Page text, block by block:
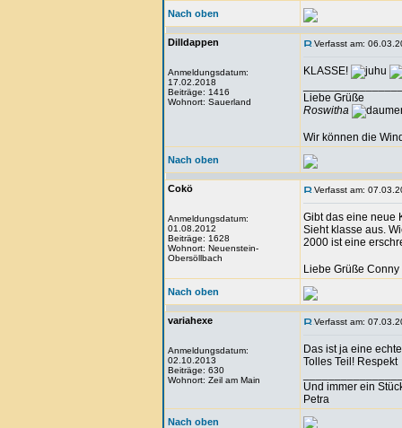
Nach oben
Dilldappen
Anmeldungsdatum:
17.02.2018
Beiträge: 1416
Wohnort: Sauerland
Verfasst am:
KLASSE!
Liebe Grüße
Roswitha
Wir können die
Nach oben
Cokö
Anmeldungsdatum:
01.08.2012
Beiträge: 1628
Wohnort: Neuenstein-
Obersöllbach
Verfasst am:
Gibt das eine neue
Sieht klasse aus.
2000 ist eine
Liebe Grüße Conny
Nach oben
variahexe
Anmeldungsdatum:
02.10.2013
Beiträge: 630
Wohnort: Zeil am Main
Verfasst am:
Das ist ja eine
Tolles Teil! Respekt
Und immer ein
Petra
Nach oben